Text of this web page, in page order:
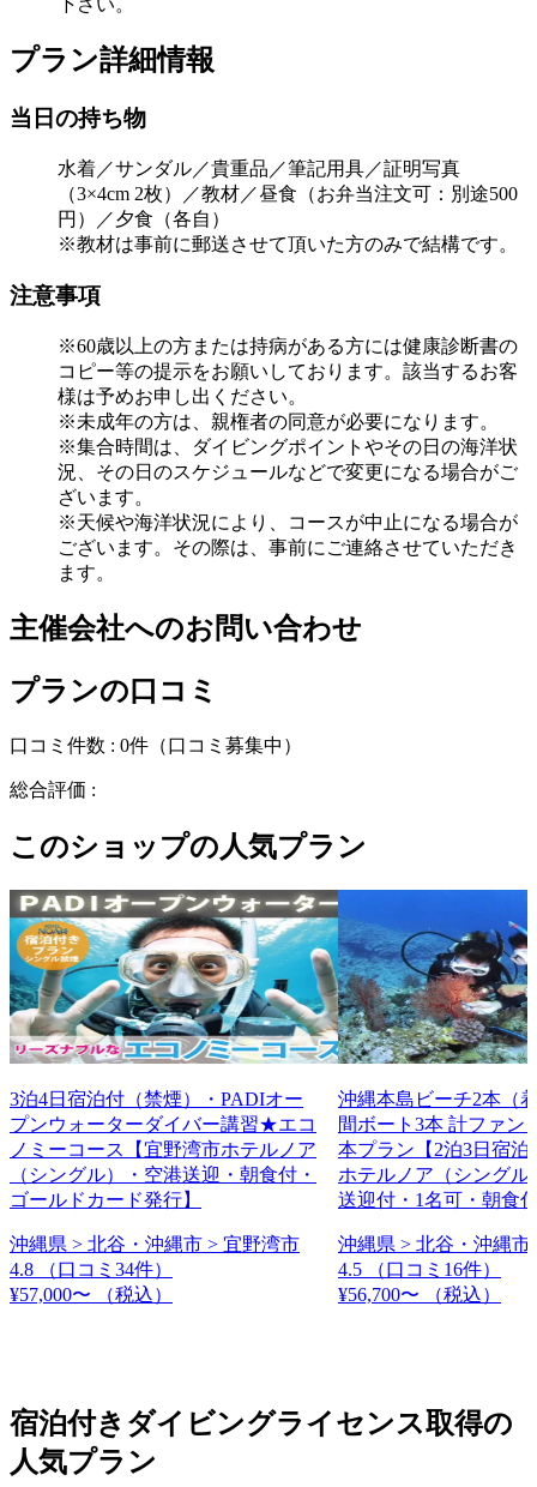
プラン詳細情報
当日の持ち物
水着／サンダル／貴重品／筆記用具／証明写真
（3×4cm 2枚）／教材／昼食（お弁当注文可：別途500
円）／夕食（各自）
※教材は事前に郵送させて頂いた方のみで結構です。
注意事項
※60歳以上の方または持病がある方には健康診断書の
コピー等の提示をお願いしております。該当するお客
様は予めお申し出ください。
※未成年の方は、親権者の同意が必要になります。
※集合時間は、ダイビングポイントやその日の海洋状
況、その日のスケジュールなどで変更になる場合がご
ざいます。
※天候や海洋状況により、コースが中止になる場合が
ございます。その際は、事前にご連絡させていただき
ます。
主催会社へのお問い合わせ
プランの口コミ
口コミ件数 : 0件 （口コミ募集中）
総合評価 :
このショップの人気プラン
3泊4日宿泊付（禁煙）・PADIオー
プンウォーターダイバー講習★エコ
ノミーコース【宜野湾市ホテルノア
（シングル）・空港送迎・朝食付・
ゴールドカード発行】
沖縄県 > 北谷・沖縄市 > 宜野湾市
4.8
（口コミ34件）
¥57,000〜
（税込）
沖縄本島ビーチ2本（
間ボート3本 計ファン
本プラン【2泊3日宿泊
ホテルノア（シングル
送迎付・1名可・朝食
沖縄県 > 北谷・沖縄市
4.5
（口コミ16件）
¥56,700〜
（税込）
宿泊付きダイビングライセンス取得の
人気プラン